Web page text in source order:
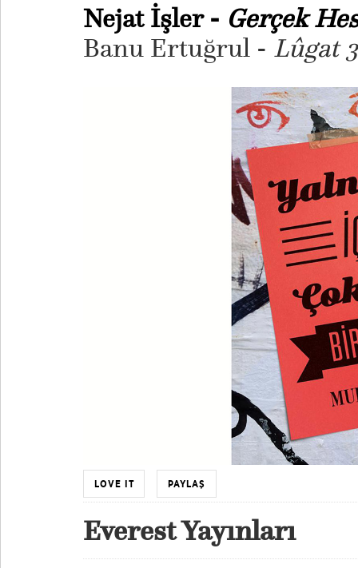
Nejat İşler - Gerçek
Banu Ertuğrul - Lûgat
LOVE IT PAYLAŞ
Everest Yayınları